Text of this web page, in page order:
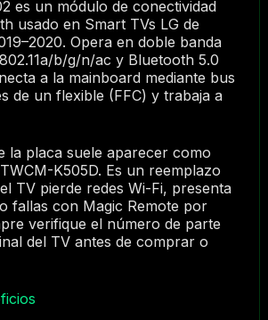
es un módulo de conectividad
usado en Smart TVs LG de
Opera en doble banda
b/g/n/ac y Bluetooth 5.0
a la mainboard mediante bus
de un flexible (FFC) y trabaja a
la placa suele aparecer como
K505D. Es un reemplazo
TV pierde redes Wi-Fi, presenta
fallas con Magic Remote por
verifique el número de parte
del TV antes de comprar o